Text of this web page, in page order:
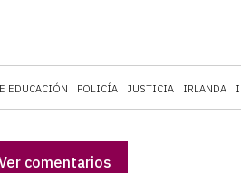
EDUCACIÓN POLICÍA JUSTICIA IRLANDA
comentarios